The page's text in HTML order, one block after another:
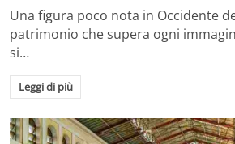
Una figura poco nota in Occidente
patrimonio che supera ogni
si…
Leggi di più